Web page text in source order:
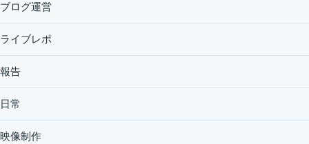
ブログ運営
ライブレポ
報告
日常
映像制作